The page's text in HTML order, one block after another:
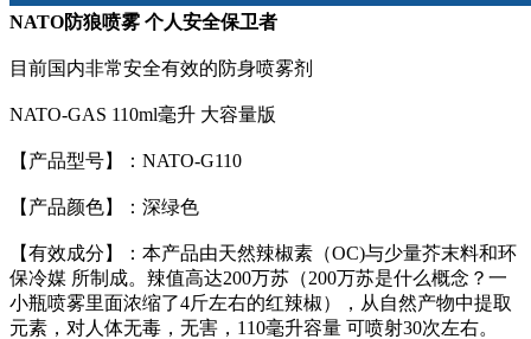
NATO防狼喷雾 个人安全保卫者
目前国内非常安全有效的防身喷雾剂
NATO-GAS 110ml毫升 大容量版
【产品型号】：NATO-G110
【产品颜色】：深绿色
【有效成分】：本产品由天然辣椒素（OC)与少量芥末料和环
保冷媒 所制成。辣值高达200万苏（200万苏是什么概念？一
小瓶喷雾里面浓缩了4斤左右的红辣椒），从自然产物中提取
元素，对人体无毒，无害，110毫升容量 可喷射30次左右。